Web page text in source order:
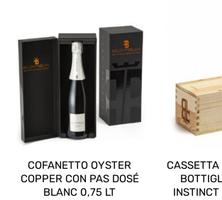
COFANETTO OYSTER
COPPER CON PAS DOSÉ
BLANC 0,75 LT